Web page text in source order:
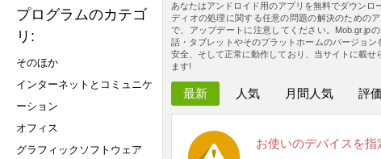
プログラムのカテゴ
リ:
そのほか
インターネットとコミュニケ
ーション
オフィス
グラフィックソフトウェア
あなたはアンドロイド用のアプリを無料でダウン
ディオの処理に関する任意の問題の解決のための
で、アップデートに注意してください。Mob.gr.jp
話・タブレットやそのプラットホームのバージョ
安全、そして正常に動作しており、当サイトに載
ます!
最新 人気 月間人気 評価
お使いのデバイスを指